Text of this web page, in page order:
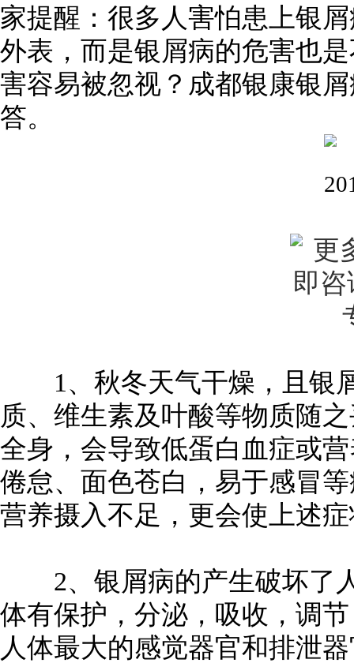
家提醒：很多人害怕患上银
外表，而是银屑病的危害也
害容易被忽视？ 成都银康银
答。
1、秋冬天气干燥，且银
质、维生素及叶酸等物质随
全身，会导致低蛋白血症或
倦怠、面色苍白，易于感冒
营养摄入不足，更会使上述
2、银屑病的产生破坏了
体有保护，分泌，吸收，调
人体最大的感觉器官和排泄